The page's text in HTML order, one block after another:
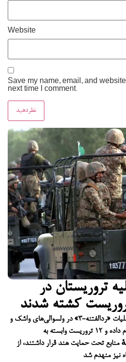
تروریستان در
نیروهای امنیتی در چارچوب عملیات «ردالفتنه-۳» در ولسوالی‌های واشک و
مستونگ بلوچستان عملیات انجام داده و ۱۲ تروریست وابسته به
منابع تحت حمایت هند قرار داشتند، از
نیز منهدم شد
Website
Save my name, email, and
next time I comment.